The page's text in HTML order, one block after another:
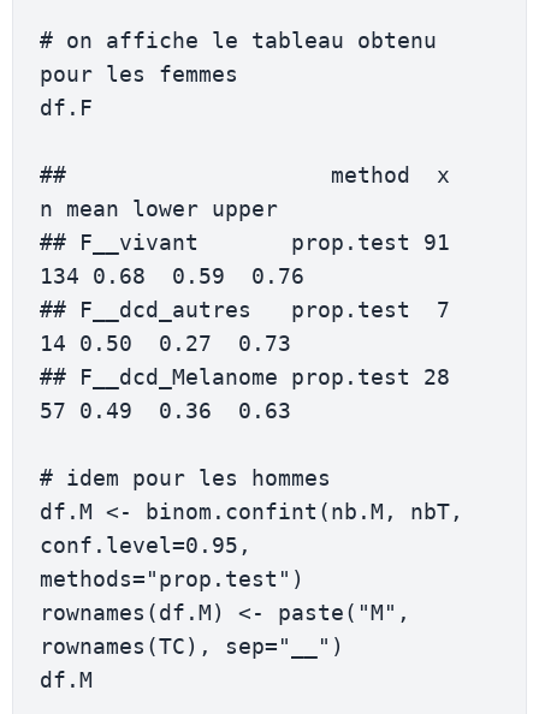
# on affiche le tableau obtenu
pour les femmes
df.F
##                    method  x
n mean lower upper
## F__vivant       prop.test 91
134 0.68  0.59  0.76
## F__dcd_autres   prop.test  7
14 0.50  0.27  0.73
## F__dcd_Melanome prop.test 28
57 0.49  0.36  0.63
# idem pour les hommes
df.M <- binom.confint(nb.M, nbT,
conf.level=0.95,
methods="prop.test")
rownames(df.M) <- paste("M",
rownames(TC), sep="__")
df.M